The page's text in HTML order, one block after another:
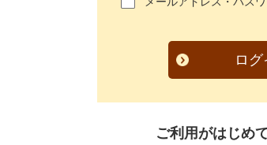
ログ
ご利用がはじめ